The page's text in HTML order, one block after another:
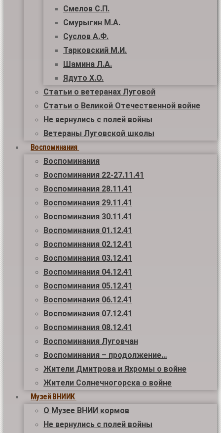
Смелов С.П.
Смурыгин М.А.
Суслов А.Ф.
Тарковский М.И.
Шамина Л.А.
Ядуто Х.О.
Статьи о ветеранах Луговой
Статьи о Великой Отечественной войне
Не вернулись с полей войны
Ветераны Луговской школы
Воспоминания
Воспоминания
Воспоминания 22-27.11.41
Воспоминания 28.11.41
Воспоминания 29.11.41
Воспоминания 30.11.41
Воспоминания 01.12.41
Воспоминания 02.12.41
Воспоминания 03.12.41
Воспоминания 04.12.41
Воспоминания 05.12.41
Воспоминания 06.12.41
Воспоминания 07.12.41
Воспоминания 08.12.41
Воспоминания Луговчан
Воспоминания – продолжение…
Жители Дмитрова и Яхромы о войне
Жители Солнечногорска о войне
Музей ВНИИК
О Музее ВНИИ кормов
Не вернулись с полей войны